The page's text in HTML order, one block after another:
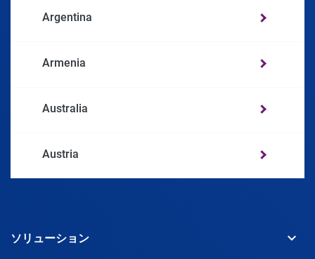
Argentina
Armenia
Australia
Austria
Bahamas
ソリューション keyboard_arrow_down